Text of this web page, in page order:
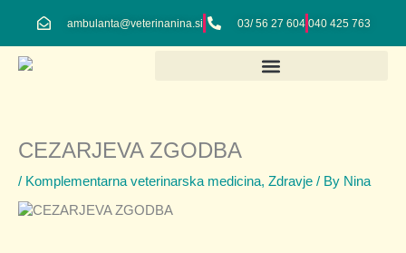
content
ambulanta@veterinanina.si 03/ 56 27 604 040 425 763
CEZARJEVA ZGODBA
/ Komplementarna veterinarska medicina, Zdravje / By Nina